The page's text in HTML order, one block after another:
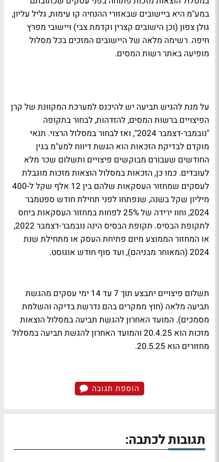
במע"מ היא ביישובים שבאזורי ההנחיה קו עימות, גליל עליון,
גולן צפון (וכן הישובים קצרין וקדמת צבי) ויישובי מפרץ
חיפה. רשימה מלאה של היישובים המזכים בכל מסלול
מופיעה באתר רשות המסים.
על מנת להגיש תביעה יש להיכנס למערכת המקוונת של קרן
הפיצויים ברשות המסים, להזדהות, לבחור בתקופה
"נובמבר-דצמבר 2024", ואז לבחור במסלול הרצוי. תנאי
מוקדם לבדיקת הזכאות הוא הגשת דיווח למע"מ בגין
החודשים שעבורם מבוקשים פיצויים ותשלום שכר מלא
לעובדים. כמו כן, הזכאות במסלול הוצאות מזכות מוגבלת
לעסקים שמחזור העסקאות שלהם בין 12 אלף שקל ל-400
מיליון שקל בשנה, שנפתחו לפני תחילת חודש ספטמבר
2024, וחוו ירידה של 25% לפחות במחזור העסקאות ביחס
לתקופת הבסיס. תקופת הבסיס הינה נובמבר-דצמבר 2022,
או המחזור הממוצע מיום פתיחת העסק או מתחילת שנת
2024 (המאוחר מבניהם), ועד סוף חודש אוגוסט.
תשלום פיצויים יתבצע תוך 7 עד 14 ימי עסקים מהגשת
תביעה מלאה (חוץ ממקרים בהם נדרשת בדיקה והשלמת
מסמכים). המועד האחרון להגשת תביעה במסלול הוצאות
מזכות הוא 20.4.25 והמועד האחרון להגשת תביעה במסלול
מחזורים הוא 20.5.25.
הוספת תגובה
תגובות לכתבה: